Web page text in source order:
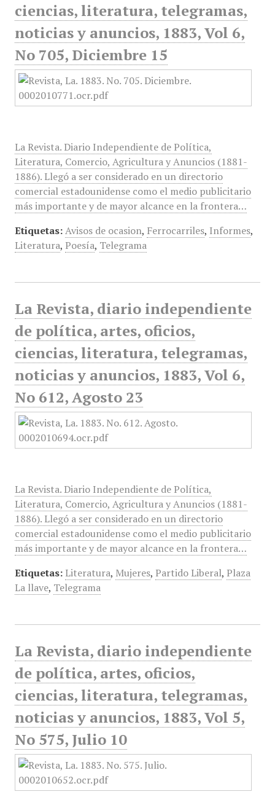
ciencias, literatura, telegramas,
noticias y anuncios, 1883, Vol 6,
No 705, Diciembre 15
La Revista. Diario Independiente de Política,
Literatura, Comercio, Agricultura y Anuncios (1881-
1886). Llegó a ser considerado en un directorio
comercial estadounidense como el medio publicitario
más importante y de mayor alcance en la frontera…
Etiquetas: Avisos de ocasion, Ferrocarriles, Informes,
Literatura, Poesía, Telegrama
La Revista, diario independiente
de política, artes, oficios,
ciencias, literatura, telegramas,
noticias y anuncios, 1883, Vol 6,
No 612, Agosto 23
La Revista. Diario Independiente de Política,
Literatura, Comercio, Agricultura y Anuncios (1881-
1886). Llegó a ser considerado en un directorio
comercial estadounidense como el medio publicitario
más importante y de mayor alcance en la frontera…
Etiquetas: Literatura, Mujeres, Partido Liberal, Plaza
La llave, Telegrama
La Revista, diario independiente
de política, artes, oficios,
ciencias, literatura, telegramas,
noticias y anuncios, 1883, Vol 5,
No 575, Julio 10